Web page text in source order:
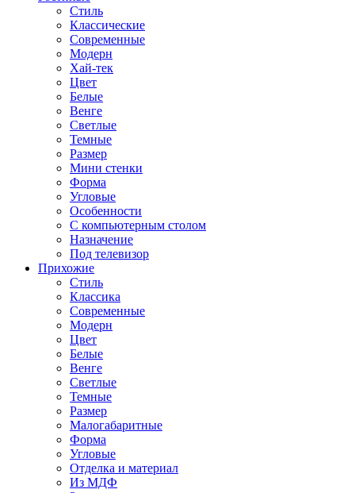
Стиль
Классические
Современные
Модерн
Хай-тек
Цвет
Белые
Венге
Светлые
Темные
Размер
Мини стенки
Форма
Угловые
Особенности
С компьютерным столом
Назначение
Под телевизор
Прихожие
Стиль
Классика
Современные
Модерн
Цвет
Белые
Венге
Светлые
Темные
Размер
Малогабаритные
Форма
Угловые
Отделка и материал
Из МДФ